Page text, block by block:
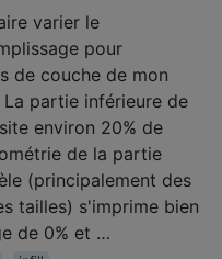
varier le
pour
de couche de mon
partie inférieure de
environ 20% de
de la partie
(principalement des
tailles) s'imprime bien
de 0% et …